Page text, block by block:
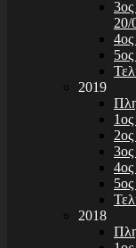
20/
2019
2018